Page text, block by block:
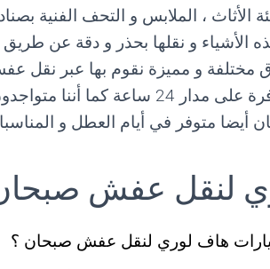
الأثاث ، الملابس و التحف الفنية
الأشياء و نقلها بحذر و دقة عن
مختلفة و مميزة نقوم بها عبر نقل
متواجدون في كافة المحافظات بالكويت ،
أيضا متوفر في أيام العطل و
لنقل عفش
هاف لوري لنقل عفش صبحان ؟